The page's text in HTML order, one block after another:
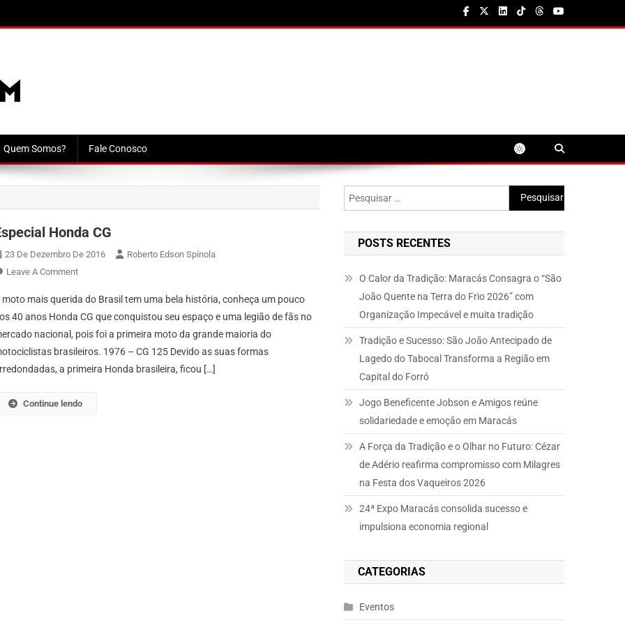
Quem Somos? Fale Conosco
Honda CG
23 De Dezembro De 2016
Roberto Edson Spínola
Leave A CommentOn
Honda
CG
moto mais querida do Brasil tem uma bela história, conheça um pouco
40 anos Honda CG que conquistou seu espaço e uma legião de fãs no
nacional, pois foi a primeira moto da grande maioria do
brasileiros. 1976 – CG 125 Devido as suas formas
a primeira Honda brasileira, ficou […]
Continue lendo
Pesquisar
por:
POSTS RECENTES
O Calor da Tradição: Maracás Consagra o “São
João Quente na Terra do Frio 2026” com
Organização Impecável e muita tradição
Tradição e Sucesso: São João Antecipado de
Lagedo do Tabocal Transforma a Região em
Capital do Forró
Jogo Beneficente Jobson e Amigos reúne
solidariedade e emoção em Maracás
A Força da Tradição e o Olhar no Futuro: Cézar
de Adério reafirma compromisso com Milagres
na Festa dos Vaqueiros 2026
24ª Expo Maracás consolida sucesso e
impulsiona economia regional
CATEGORIAS
Eventos